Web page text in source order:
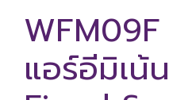
WFM09F
แอร์อีมิเน้